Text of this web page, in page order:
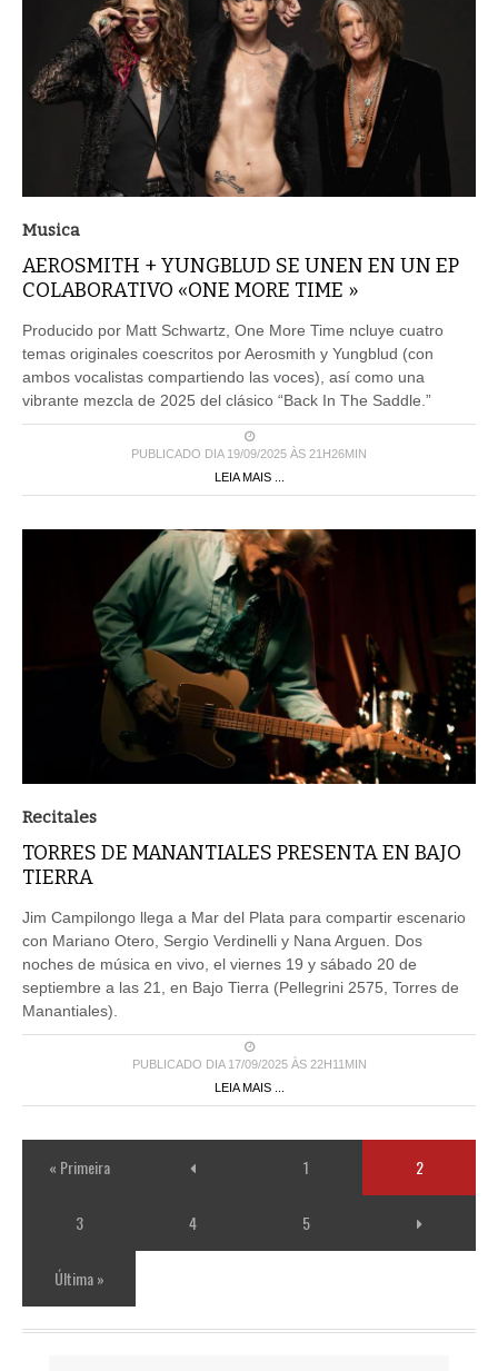
Musica
AEROSMITH + YUNGBLUD SE UNEN EN UN EP
COLABORATIVO «ONE MORE TIME »
Producido por Matt Schwartz, One More Time ncluye cuatro
temas originales coescritos por Aerosmith y Yungblud (con
ambos vocalistas compartiendo las voces), así como una
vibrante mezcla de 2025 del clásico “Back In The Saddle.”
PUBLICADO DIA 19/09/2025 ÀS 21H26MIN
LEIA MAIS ...
Recitales
TORRES DE MANANTIALES PRESENTA EN BAJO
TIERRA
Jim Campilongo llega a Mar del Plata para compartir escenario
con Mariano Otero, Sergio Verdinelli y Nana Arguen. Dos
noches de música en vivo, el viernes 19 y sábado 20 de
septiembre a las 21, en Bajo Tierra (Pellegrini 2575, Torres de
Manantiales).
PUBLICADO DIA 17/09/2025 ÀS 22H11MIN
LEIA MAIS ...
« Primeira 1 2
3 4 5
Última »